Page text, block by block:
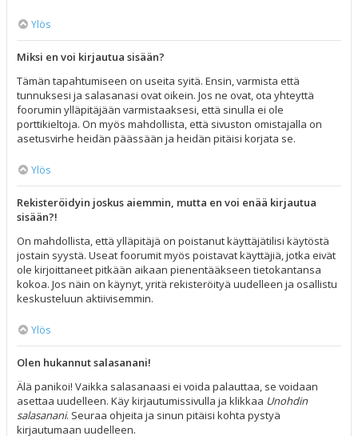
Ylös
Miksi en voi kirjautua sisään?
Tämän tapahtumiseen on useita syitä. Ensin, varmista että
tunnuksesi ja salasanasi ovat oikein. Jos ne ovat, ota yhteyttä
foorumin ylläpitäjään varmistaaksesi, että sinulla ei ole
porttikieltoja. On myös mahdollista, että sivuston omistajalla on
asetusvirhe heidän päässään ja heidän pitäisi korjata se.
Ylös
Rekisteröidyin joskus aiemmin, mutta en voi enää kirjautua
sisään?!
On mahdollista, että ylläpitäjä on poistanut käyttäjätilisi käytöstä
jostain syystä. Useat foorumit myös poistavat käyttäjiä, jotka eivät
ole kirjoittaneet pitkään aikaan pienentääkseen tietokantansa
kokoa. Jos näin on käynyt, yritä rekisteröityä uudelleen ja osallistu
keskusteluun aktiivisemmin.
Ylös
Olen hukannut salasanani!
Älä panikoi! Vaikka salasanaasi ei voida palauttaa, se voidaan
asettaa uudelleen. Käy kirjautumissivulla ja klikkaa Unohdin
salasanani. Seuraa ohjeita ja sinun pitäisi kohta pystyä
kirjautumaan uudelleen.